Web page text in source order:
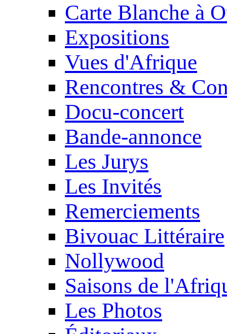
Carte Blanche à
Expositions
Vues d'Afrique
Rencontres &
Docu-concert
Bande-annonce
Les Jurys
Les Invités
Remerciements
Bivouac Littéraire
Nollywood
Saisons de
Les Photos